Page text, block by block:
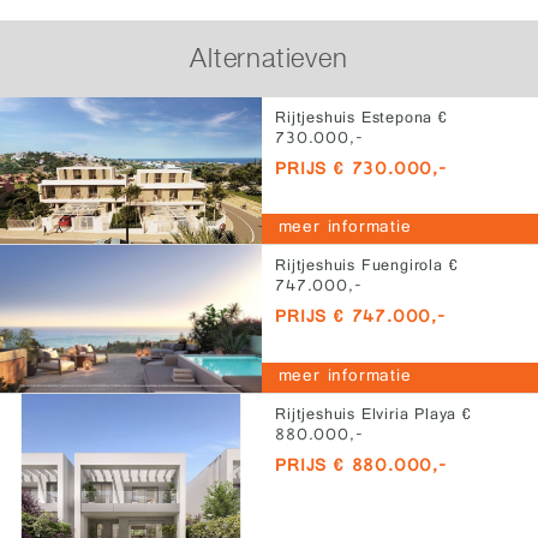
Alternatieven
Rijtjeshuis Estepona €
730.000,-
PRIJS € 730.000,-
meer informatie
Rijtjeshuis Fuengirola €
747.000,-
PRIJS € 747.000,-
meer informatie
Rijtjeshuis Elviria Playa €
880.000,-
PRIJS € 880.000,-